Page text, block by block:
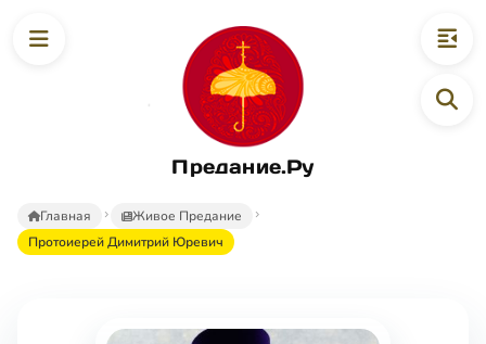
Предание.Ру
Главная
Живое Предание
Протоиерей Димитрий Юревич